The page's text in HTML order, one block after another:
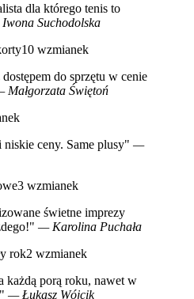
dla którego tenis to
Suchodolska
10 wzmianek
do sprzętu w cenie
Małgorzata Świętoń
niskie ceny. Same plusy" —
3 wzmianek
świetne imprezy
— Karolina Puchała
rok2 wzmianek
każdą porą roku, nawet w
— Łukasz Wójcik